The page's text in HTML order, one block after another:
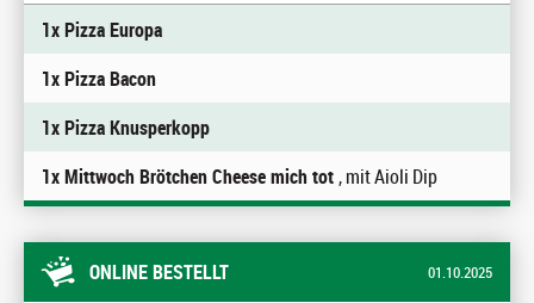
1x Pizza Europa
1x Pizza Bacon
1x Pizza Knusperkopp
1x Mittwoch Brötchen Cheese mich tot, mit Aioli Dip
ONLINE BESTELLT 01.10.2025